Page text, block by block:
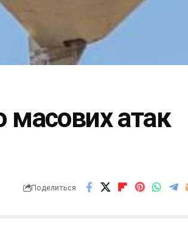
масових атак
Поделиться